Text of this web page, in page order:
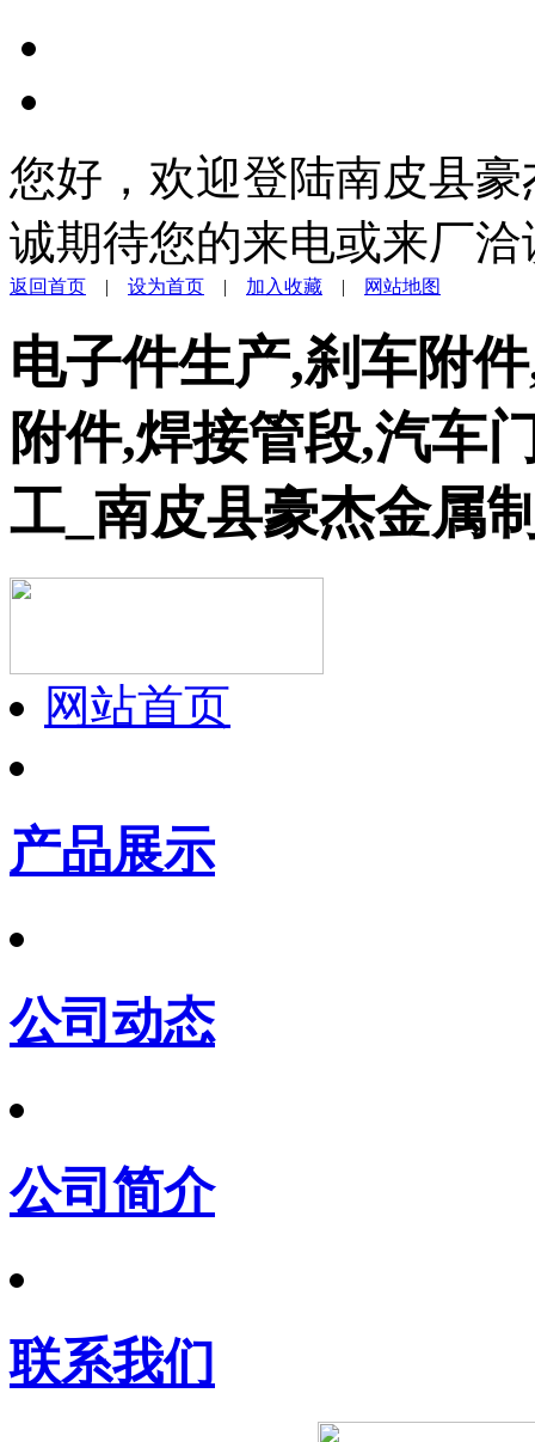
您好，欢迎登陆南皮县
诚期待您的来电或来厂洽
返回首页 | 设为首页 | 加入收藏 | 网站地图
电子件生产,刹车附
附件,焊接管段,汽车
工_南皮县豪杰金属
网站首页
产品展示
公司动态
公司简介
联系我们